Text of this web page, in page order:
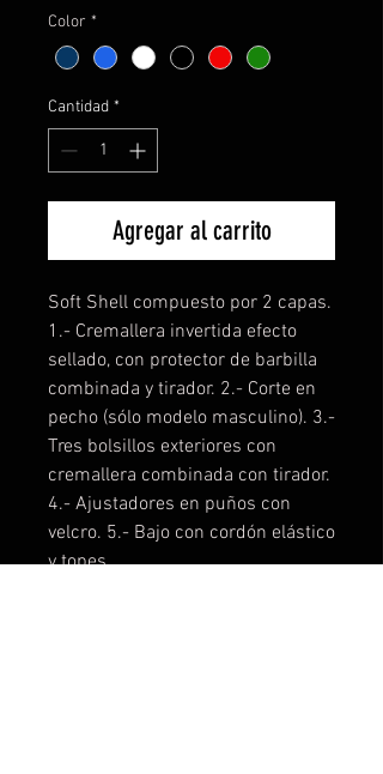
Color *
Cantidad *
Agregar al carrito
Soft Shell compuesto por 2 capas.
1.- Cremallera invertida efecto
sellado, con protector de barbilla
combinada y tirador. 2.- Corte en
pecho (sólo modelo masculino). 3.-
Tres bolsillos exteriores con
cremallera combinada con tirador.
4.- Ajustadores en puños con
velcro. 5.- Bajo con cordón elástico
y topes.